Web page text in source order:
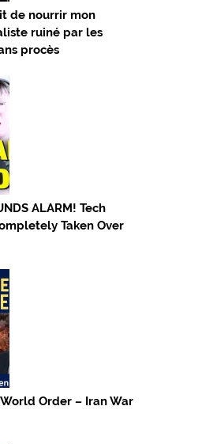
de nourrir mon
ruiné par les
procès
ALARM! Tech
Taken Over
Order – Iran War